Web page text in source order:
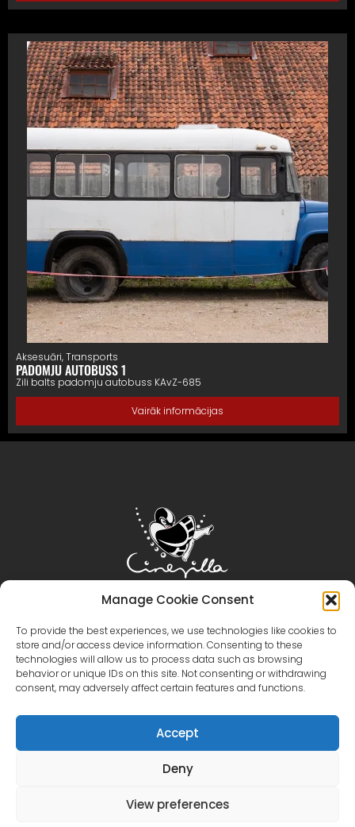
Manage Cookie Consent
To provide the best experiences, we use technologies like cookies to
store and/or access device information. Consenting to these
technologies will allow us to process data such as browsing
behavior or unique IDs on this site. Not consenting or withdrawing
consent, may adversely affect certain features and functions.
Accept
Deny
View preferences
Aksesuāri,Transports
PADOMJU AUTOBUSS 1
Zili balts padomju autobuss KAvZ-685
Vairāk informācijas
Cinevilla
Pasākumi
Pasākumu galerija
Infrastruktūra
Virtuālā tūre
Katalogs
Kontakti
+371 28606677 (Tūrisms / Pasākumi / Kafejnīca)
+371 29214417 (Filmēšana)
Cinevilla @cinevillastudios
Latviešu
한국어